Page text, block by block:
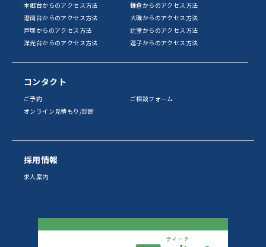
本郷台からのアクセス方法
鎌倉からのアクセス方法
港南台からのアクセス方法
大磯からのアクセス方法
戸塚からのアクセス方法
辻堂からのアクセス方法
洋光台からのアクセス方法
逗子からのアクセス方法
コンタクト
ご予約
ご相談フォーム
オンライン見積もり/診断
採用情報
求人案内